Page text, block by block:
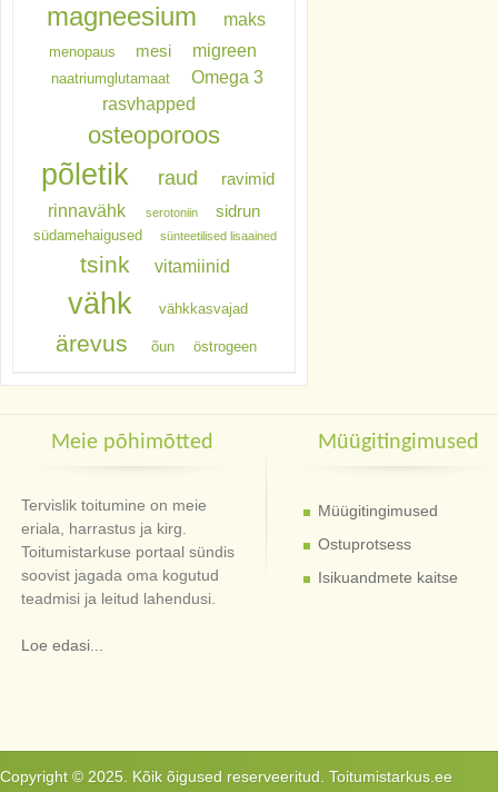
magneesium maks
menopaus mesi migreen
naatriumglutamaat
Omega 3
rasvhapped
osteoporoos
põletik raud ravimid
rinnavähk serotoniin sidrun
südamehaigused sünteetilised lisaained
tsink vitamiinid
vähk vähkkasvajad
ärevus õun östrogeen
Meie põhimõtted
Tervislik toitumine on meie
eriala, harrastus ja kirg.
Toitumistarkuse portaal sündis
soovist jagada oma kogutud
teadmisi ja leitud lahendusi.
Loe edasi...
Müügitingimused
Müügitingimused
Ostuprotsess
Isikuandmete kaitse
Copyright © 2025. Kõik õigused reserveeritud. Toitumistarkus.ee